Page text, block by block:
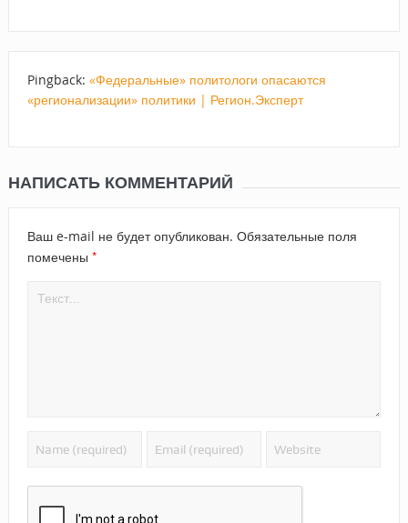
Pingback: «Федеральные» политологи опасаются
«регионализации» политики | Регион.Эксперт
НАПИСАТЬ КОММЕНТАРИЙ
Ваш e-mail не будет опубликован. Обязательные поля
помечены *